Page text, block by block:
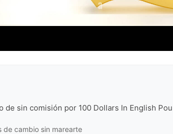
de sin comisión por 100 Dollars In English
de cambio sin marearte